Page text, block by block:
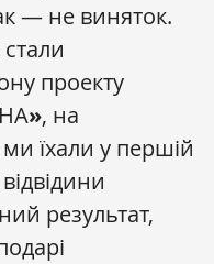
— не виняток.
проекту
», на
їхали у першій
результат,